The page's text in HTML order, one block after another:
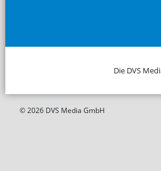
Die DVS
© 2026 DVS Media GmbH